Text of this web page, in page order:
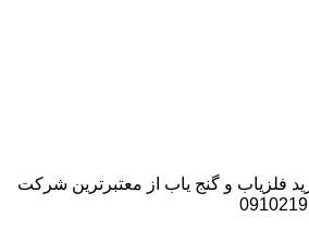
فلزیاب و گنج یاب از معتبرترین شرکت